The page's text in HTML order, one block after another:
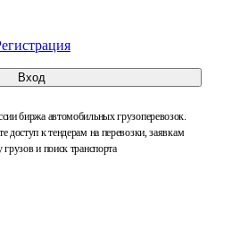
Вход
биржа автомобильных грузоперевозок.
доступ к тендерам на перевозки, заявкам
грузов и поиск транспорта